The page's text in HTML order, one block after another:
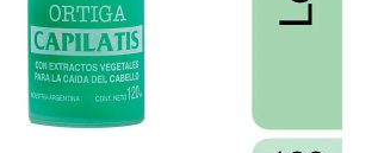
tintura